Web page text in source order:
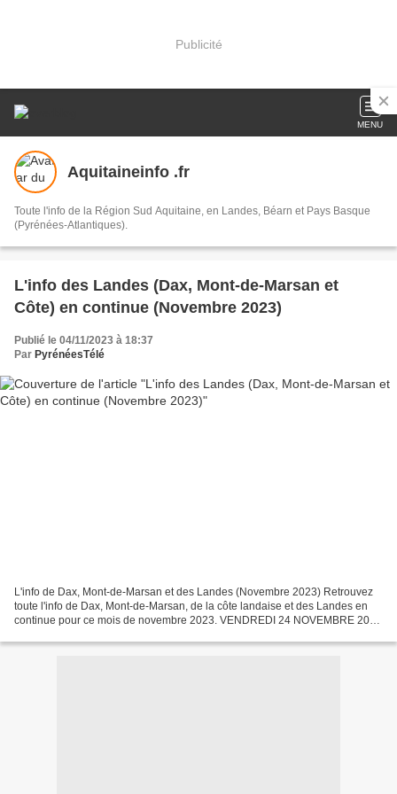
Publicité
MENU
Aquitaineinfo .fr
Toute l'info de la Région Sud Aquitaine, en Landes, Béarn et Pays Basque
(Pyrénées-Atlantiques).
L'info des Landes (Dax, Mont-de-Marsan et
Côte) en continue (Novembre 2023)
Publié le 04/11/2023 à 18:37
Par PyrénéesTélé
L'info de Dax, Mont-de-Marsan et des Landes (Novembre 2023) Retrouvez
toute l'info de Dax, Mont-de-Marsan, de la côte landaise et des Landes en
continue pour ce mois de novembre 2023. VENDREDI 24 NOVEMBRE 2023